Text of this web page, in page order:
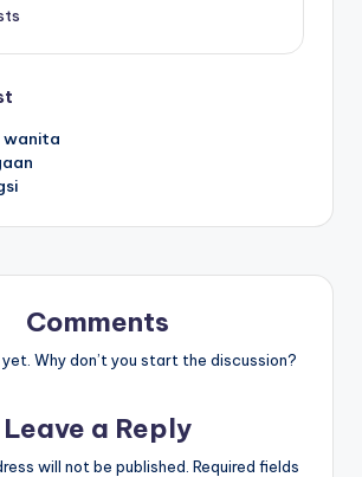
wanita
Comments
Why don’t you start the discussion?
Leave a Reply
will not be published. Required fields